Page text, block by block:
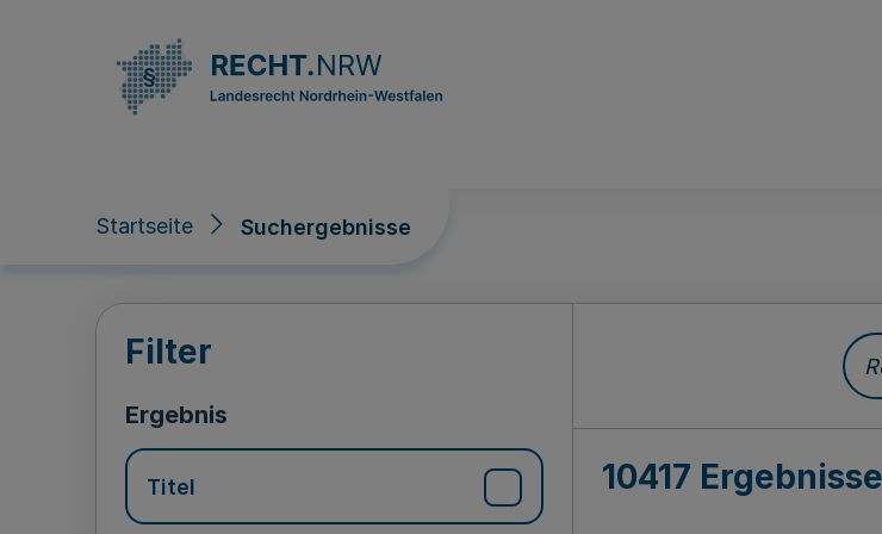
Startseite Suchergebnisse
Suchergebnisse
Filter
Ergebnis
Titel 10417 Ergebnisse